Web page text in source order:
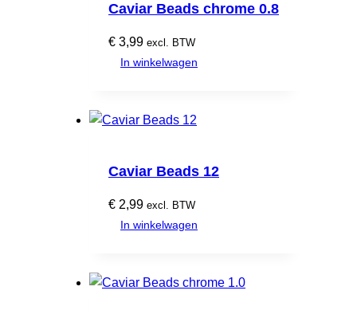
Caviar Beads chrome 0.8
€ 3,99 excl. BTW
In winkelwagen
Caviar Beads 12
€ 2,99 excl. BTW
In winkelwagen